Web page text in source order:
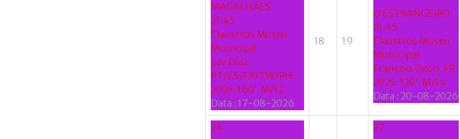
MAGALHÃES
21:45
Claustros Museu
Municipal
Lav Diaz.
PT/ES/FR/TW/PH:
2025. 160’. M/12
Data : 17-08-2026
18 19
O ESTRANGEIRO
21:45
Claustros Museu
Municipal
François Ozon. FR:
2025. 120’. M/14
Data : 20-08-2026
24 27